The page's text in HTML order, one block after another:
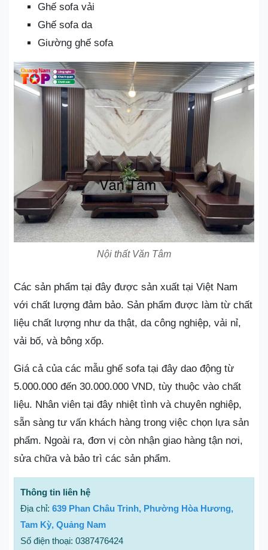
Ghế sofa vải
Ghế sofa da
Giường ghế sofa
Nội thất Văn Tâm
Các sản phẩm tại đây được sản xuất tại Việt Nam
với chất lượng đảm bảo. Sản phẩm được làm từ chất
liệu chất lượng như da thật, da công nghiệp, vải nỉ,
vải bố, và bông xốp.
Giá cả của các mẫu ghế sofa tại đây dao động từ
5.000.000 đến 30.000.000 VND, tùy thuộc vào chất
liệu. Nhân viên tại đây nhiệt tình và chuyên nghiệp,
sẵn sàng tư vấn khách hàng trong việc chọn lựa sản
phẩm. Ngoài ra, đơn vị còn nhận giao hàng tận nơi,
sửa chữa và bảo trì các sản phẩm.
Thông tin liên hệ
Địa chỉ: 639 Phan Châu Trinh, Phường Hòa Hương,
Tam Kỳ, Quảng Nam
Số điện thoại: 0387476424